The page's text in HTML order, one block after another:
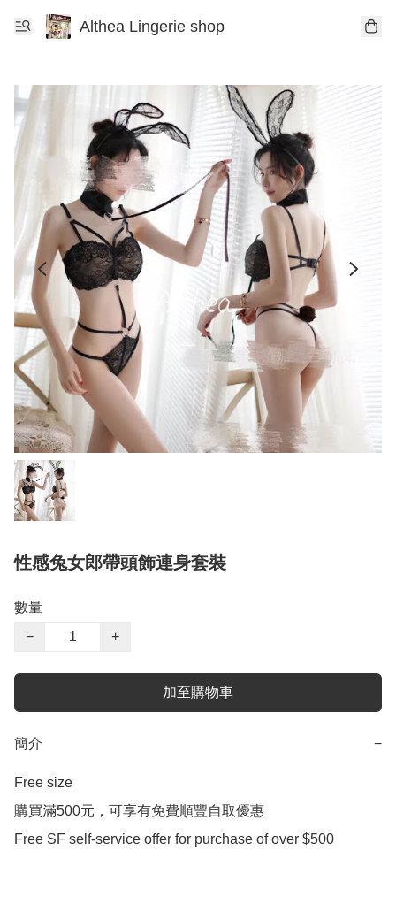
Althea Lingerie shop
性感兔女郎帶頭飾連身套裝
數量
−
+
加至購物車
簡介 −
Free size
購買滿500元，可享有免費順豐自取優惠
Free SF self-service offer for purchase of over $500